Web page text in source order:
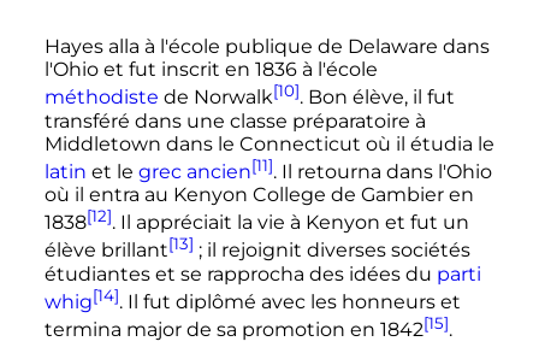
Hayes alla à l'école publique de Delaware dans
l'Ohio et fut inscrit en 1836 à l'école
méthodiste de Norwalk[10]. Bon élève, il fut
transféré dans une classe préparatoire à
Middletown dans le Connecticut où il étudia le
latin et le grec ancien[11]. Il retourna dans l'Ohio
où il entra au Kenyon College de Gambier en
1838[12]. Il appréciait la vie à Kenyon et fut un
élève brillant[13] ; il rejoignit diverses sociétés
étudiantes et se rapprocha des idées du parti
whig[14]. Il fut diplômé avec les honneurs et
termina major de sa promotion en 1842[15].